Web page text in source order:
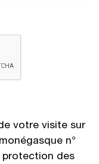
votre visite sur
n°
protection des